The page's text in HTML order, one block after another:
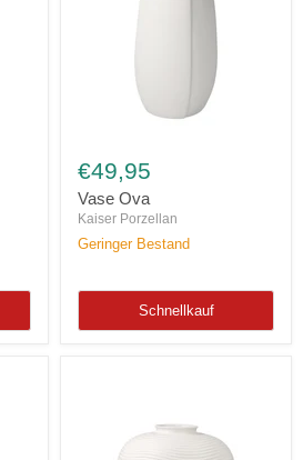
Ova
€49,95
Vase Ova
Kaiser Porzellan
Geringer Bestand
Schnellkauf